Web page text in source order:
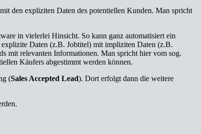
den expliziten Daten des potentiellen Kunden. Man spricht
in vielerlei Hinsicht. So kann ganz automatisiert ein
Daten (z.B. Jobtitel) mit impliziten Daten (z.B.
mit relevanten Informationen. Man spricht hier vom sog.
Käufers abgestimmt werden können.
(Sales Accepted Lead). Dort erfolgt dann die weitere